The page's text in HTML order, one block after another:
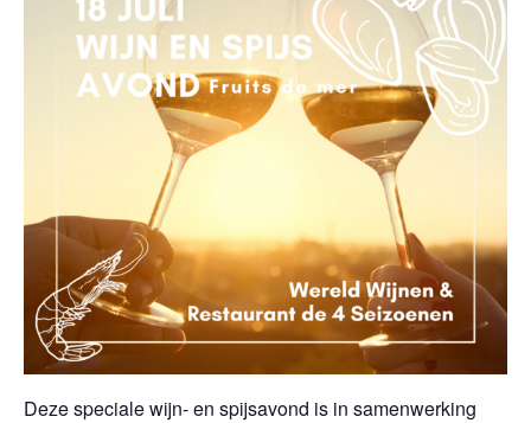
Deze speciale wijn- en spijsavond is in samenwerking